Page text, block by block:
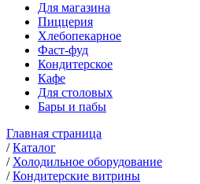
Для магазина
Пиццерия
Хлебопекарное
Фаст-фуд
Кондитерское
Кафе
Для столовых
Бары и пабы
Главная страница
/Каталог
/ Холодильное оборудование
/Кондитерские витрины